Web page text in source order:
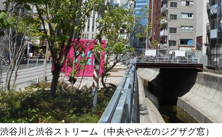
渋谷川と渋谷ストリーム（中央やや左のジグザグ窓）